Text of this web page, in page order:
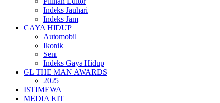
Indeks Jauhari
Indeks Jam
GAYA HIDUP
Automobil
Ikonik
Seni
Indeks Gaya Hidup
GL THE MAN AWARDS
2025
ISTIMEWA
MEDIA KIT